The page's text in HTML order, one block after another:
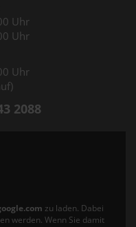
Uhr
Uhr
Uhr
2088
zu laden. Dabei
werden. Wenn Sie damit